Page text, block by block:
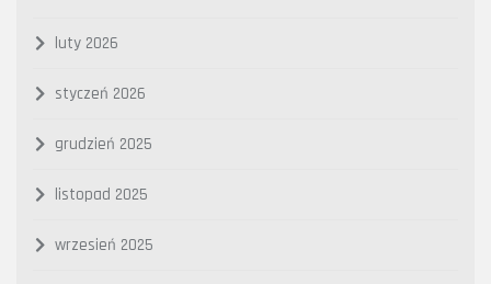
luty 2026
styczeń 2026
grudzień 2025
listopad 2025
wrzesień 2025